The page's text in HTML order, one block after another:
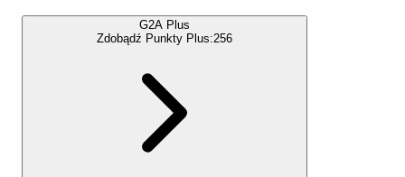
G2A Plus
Zdobądź Punkty Plus:256